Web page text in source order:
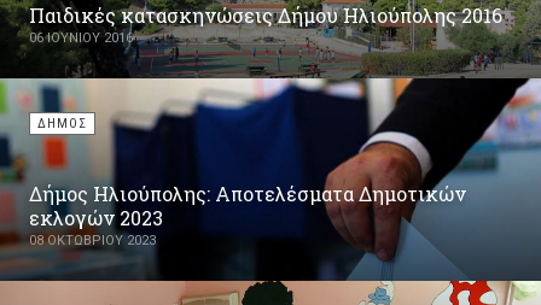
Παιδικές κατασκηνώσεις Δήμου Ηλιούπολης 2016
06 ΙΟΥΝΊΟΥ 2016
ΔΗΜΟΣ
Δήμος Ηλιούπολης: Αποτελέσματα Δημοτικών
εκλογών 2023
08 ΟΚΤΩΒΡΊΟΥ 2023